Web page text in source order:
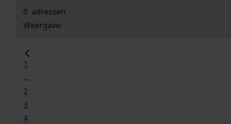
0 adressen
Weergave:
1
...
2
3
4